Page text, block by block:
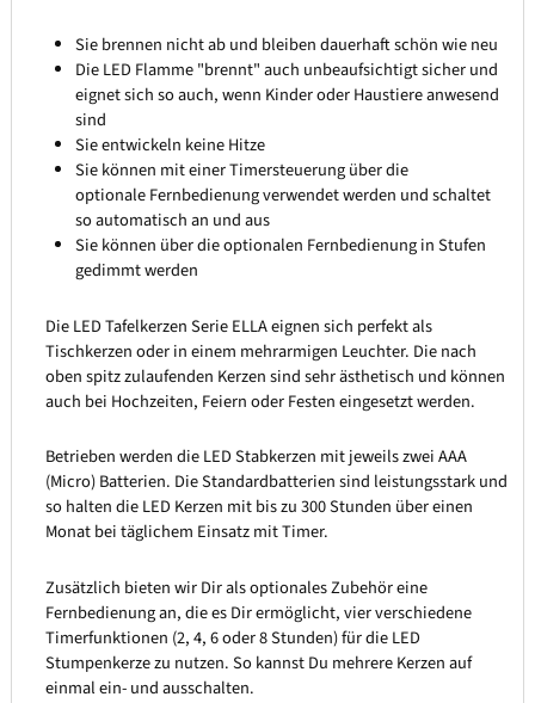
Sie brennen nicht ab und bleiben dauerhaft schön wie neu
Die LED Flamme "brennt" auch unbeaufsichtigt sicher und
eignet sich so auch, wenn Kinder oder Haustiere anwesend
sind
Sie entwickeln keine Hitze
Sie können mit einer Timersteuerung über die
optionale Fernbedienung verwendet werden und schaltet
so automatisch an und aus
Sie können über die optionalen Fernbedienung in Stufen
gedimmt werden
Die LED Tafelkerzen Serie ELLA eignen sich perfekt als
Tischkerzen oder in einem mehrarmigen Leuchter. Die nach
oben spitz zulaufenden Kerzen sind sehr ästhetisch und können
auch bei Hochzeiten, Feiern oder Festen eingesetzt werden.
Betrieben werden die LED Stabkerzen mit jeweils zwei AAA
(Micro) Batterien. Die Standardbatterien sind leistungsstark und
so halten die LED Kerzen mit bis zu 300 Stunden über einen
Monat bei täglichem Einsatz mit Timer.
Zusätzlich bieten wir Dir als optionales Zubehör eine
Fernbedienung an, die es Dir ermöglicht, vier verschiedene
Timerfunktionen (2, 4, 6 oder 8 Stunden) für die LED
Stumpenkerze zu nutzen. So kannst Du mehrere Kerzen auf
einmal ein- und ausschalten.